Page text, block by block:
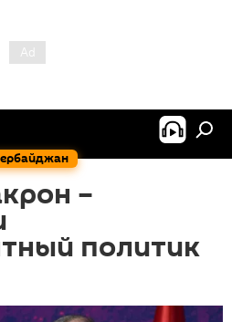
–
политик